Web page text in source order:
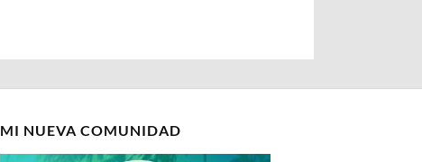
MI NUEVA COMUNIDAD